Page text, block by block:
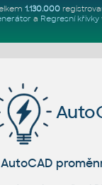
1.130.000
a Regresní křivky
AutoCAD